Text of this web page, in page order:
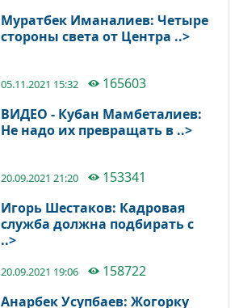
Муратбек Иманалиев: Четыре
стороны света от Центра ..>
05.11.2021 15:32
165603
ВИДЕО - Кубан Мамбеталиев:
Не надо их превращать в ..>
20.09.2021 21:20
153341
Игорь Шестаков: Кадровая
служба должна подбирать с
..>
20.09.2021 19:06
158722
Анарбек Усупбаев: Жогорку